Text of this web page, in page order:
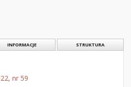
INFORMACJE STRUKTURA
nr 59